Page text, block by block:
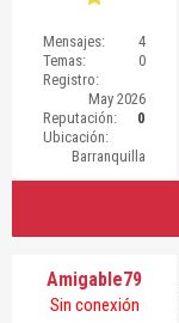
Mensajes:
4
Temas:
0
Registro:
May 2026
Reputación:
0
Ubicación:
Barranquilla
Amigable79
Sin conexión